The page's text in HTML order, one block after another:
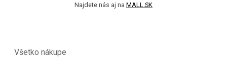
Najdete nás aj na MALL.SK
Všetko nákupe